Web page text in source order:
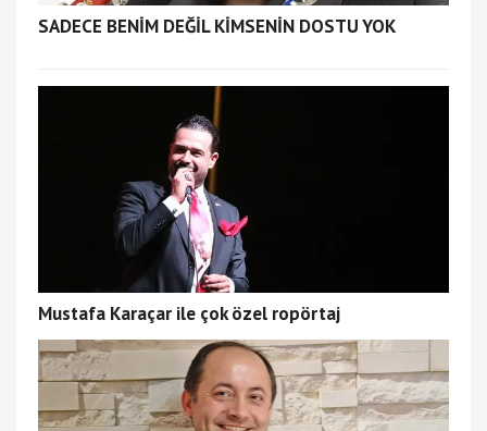
SADECE BENİM DEĞİL KİMSENİN DOSTU YOK
Mustafa Karaçar ile çok özel ropörtaj